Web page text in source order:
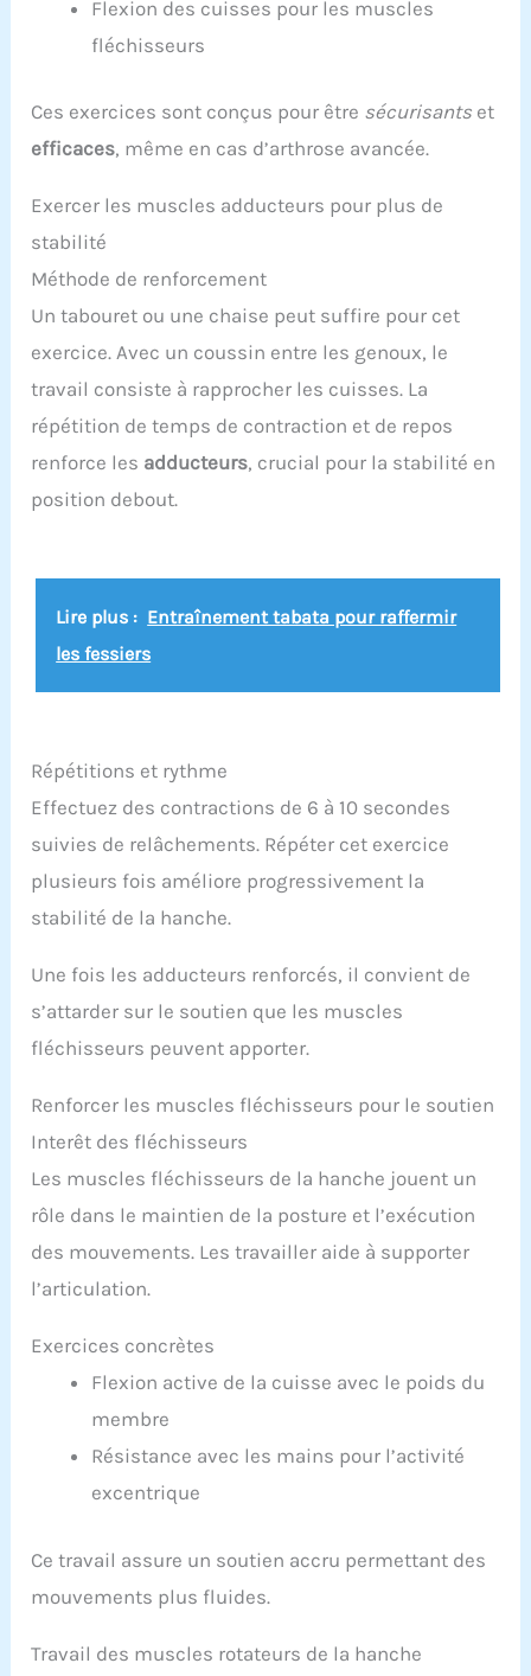
Flexion des cuisses pour les muscles
fléchisseurs
Ces exercices sont conçus pour être sécurisants et
efficaces, même en cas d’arthrose avancée.
Exercer les muscles adducteurs pour plus de
stabilité
Méthode de renforcement
Un tabouret ou une chaise peut suffire pour cet
exercice. Avec un coussin entre les genoux, le
travail consiste à rapprocher les cuisses. La
répétition de temps de contraction et de repos
renforce les adducteurs, crucial pour la stabilité en
position debout.
Lire plus : Entraînement tabata pour raffermir
les fessiers
Répétitions et rythme
Effectuez des contractions de 6 à 10 secondes
suivies de relâchements. Répéter cet exercice
plusieurs fois améliore progressivement la
stabilité de la hanche.
Une fois les adducteurs renforcés, il convient de
s’attarder sur le soutien que les muscles
fléchisseurs peuvent apporter.
Renforcer les muscles fléchisseurs pour le soutien
Interêt des fléchisseurs
Les muscles fléchisseurs de la hanche jouent un
rôle dans le maintien de la posture et l’exécution
des mouvements. Les travailler aide à supporter
l’articulation.
Exercices concrètes
Flexion active de la cuisse avec le poids du
membre
Résistance avec les mains pour l’activité
excentrique
Ce travail assure un soutien accru permettant des
mouvements plus fluides.
Travail des muscles rotateurs de la hanche